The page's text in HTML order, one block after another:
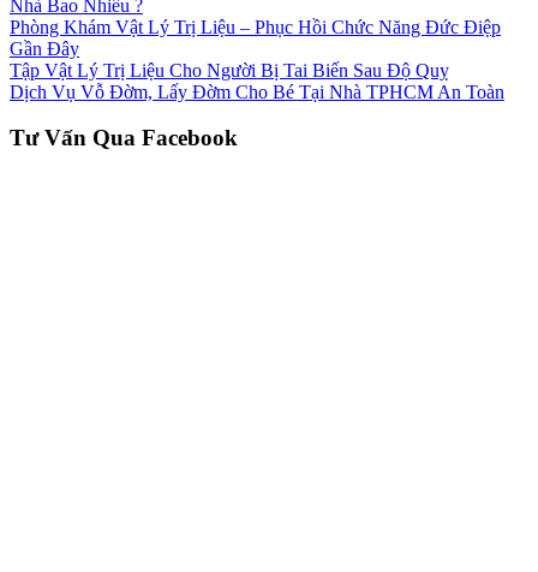
Nhà Bao Nhiêu ?
Phòng Khám Vật Lý Trị Liệu – Phục Hồi Chức Năng Đức Điệp
Gần Đây
Tập Vật Lý Trị Liệu Cho Người Bị Tai Biến Sau Độ Quỵ
Dịch Vụ Vỗ Đờm, Lấy Đờm Cho Bé Tại Nhà TPHCM An Toàn
Tư Vấn Qua Facebook